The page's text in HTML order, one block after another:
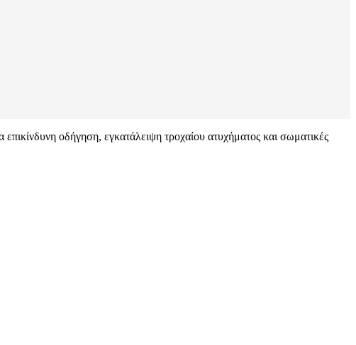
οδήγηση, εγκατάλειψη τροχαίου ατυχήματος και σωματικές